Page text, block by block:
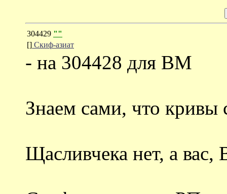
304429 ""
[] Скиф-азиат
- на 304428 для ВМ
Знаем сами, что кривы
Щасливчека нет, а